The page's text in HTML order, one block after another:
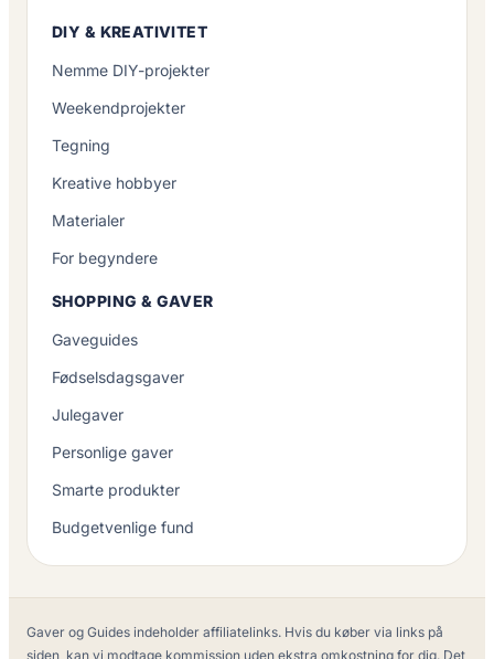
DIY & KREATIVITET
Nemme DIY-projekter
Weekendprojekter
Tegning
Kreative hobbyer
Materialer
For begyndere
SHOPPING & GAVER
Gaveguides
Fødselsdagsgaver
Julegaver
Personlige gaver
Smarte produkter
Budgetvenlige fund
Gaver og Guides indeholder affiliatelinks. Hvis du køber via links på
siden, kan vi modtage kommission uden ekstra omkostning for dig. Det